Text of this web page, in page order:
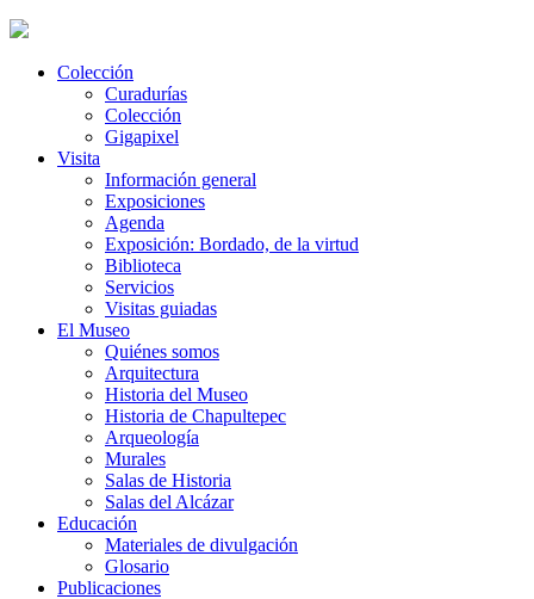
Colección
Curadurías
Colección
Gigapixel
Visita
Información general
Exposiciones
Agenda
Exposición: Bordado, de la virtud
Biblioteca
Servicios
Visitas guiadas
El Museo
Quiénes somos
Arquitectura
Historia del Museo
Historia de Chapultepec
Arqueología
Murales
Salas de Historia
Salas del Alcázar
Educación
Materiales de divulgación
Glosario
Publicaciones